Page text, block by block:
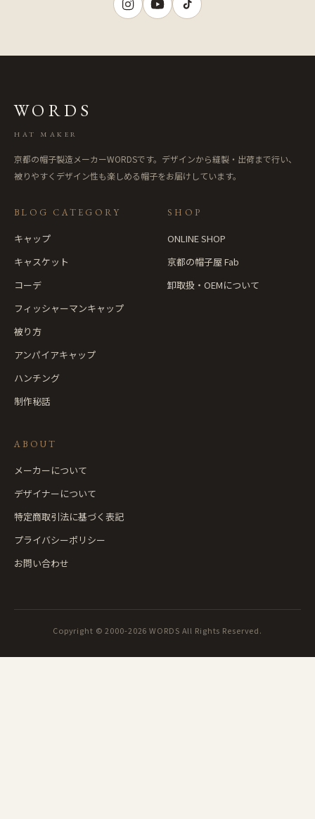
WORDS
HAT MAKER
京都の帽子製造メーカーWORDSです。デザインから縫製・出荷まで行い、
被りやすくデザイン性も楽しめる帽子をお届けしています。
BLOG CATEGORY
キャップ
キャスケット
コーデ
フィッシャーマンキャップ
被り方
アンパイアキャップ
ハンチング
制作秘話
SHOP
ONLINE SHOP
京都の帽子屋 Fab
卸取扱・OEMについて
ABOUT
メーカーについて
デザイナーについて
特定商取引法に基づく表記
プライバシーポリシー
お問い合わせ
Copyright © 2000-2026 WORDS All Rights Reserved.